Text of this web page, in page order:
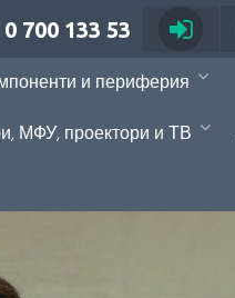
0 700 133 53
и периферия
МФУ, проектори и ТВ